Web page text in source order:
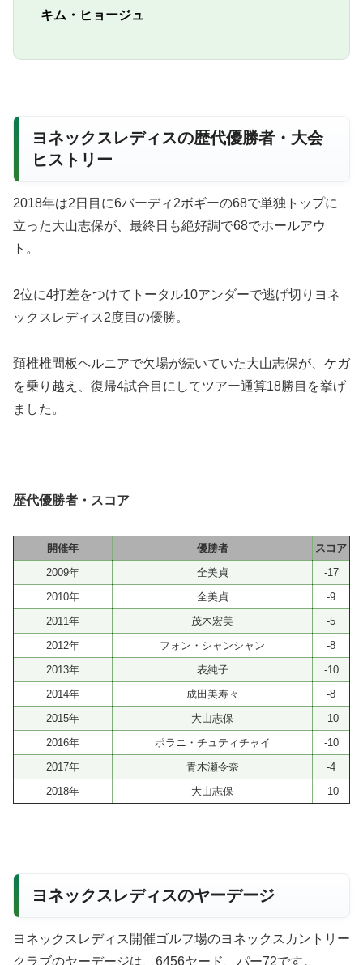
キム・ヒョージュ
ヨネックスレディスの歴代優勝者・大会
ヒストリー
2018年は2日目に6バーディ2ボギーの68で単独トップに
立った大山志保が、最終日も絶好調で68でホールアウ
ト。
2位に4打差をつけてトータル10アンダーで逃げ切りヨネ
ックスレディス2度目の優勝。
頚椎椎間板ヘルニアで欠場が続いていた大山志保が、ケガ
を乗り越え、復帰4試合目にしてツアー通算18勝目を挙げ
ました。
歴代優勝者・スコア
開催年 優勝者
スコア
2009年
全美貞
-17
2010年
全美貞
-9
2011年
茂木宏美
-5
2012年
フォン・シャンシャン
-8
2013年
表純子
-10
2014年
成田美寿々
-8
2015年
大山志保
-10
2016年
ポラニ・チュティチャイ
-10
2017年
青木瀬令奈
-4
2018年
大山志保 -10
ヨネックスレディスのヤーデージ
ヨネックスレディス開催ゴルフ場のヨネックスカントリー
クラブのヤーデージは、6456ヤード、パー72です。